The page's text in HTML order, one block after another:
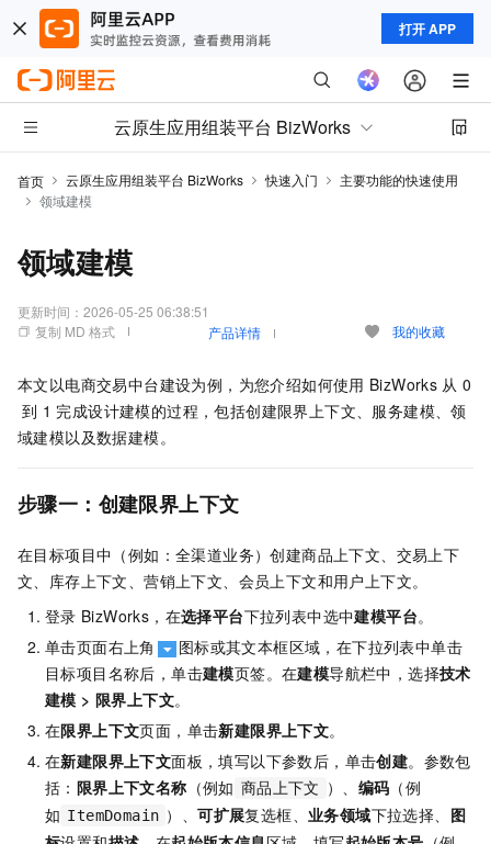
打开 APP
云原生应用组装平台 BizWorks
首页 云原生应用组装平台 BizWorks 快速入门
主要功能的快速使用
领域建模
领域建模
更新时间： 2026-05-25 06:38:51
复制 MD 格式
产品详情 我的收藏
本文以电商交易中台建设为例，为您介绍如何使用 BizWorks 从 0
到 1 完成设计建模的过程，包括创建限界上下文、服务建模、领
域建模以及数据建模。
步骤一：创建限界上下文
在目标项目中（例如：全渠道业务）创建商品上下文、交易上下
文、库存上下文、营销上下文、会员上下文和用户上下文。
登录 BizWorks，在选择平台下拉列表中选中建模平台。
单击页面右上角
图标或其文本框区域，在下拉列表中单击
目标项目名称后，单击建模页签。在建模导航栏中，选择技术
建模 >限界上下文。
在限界上下文页面，单击新建限界上下文。
在新建限界上下文面板，填写以下参数后，单击创建。参数包
括： 限界上下文名称 （例如 商品上下文 ）、 编码 （例
如 ItemDomain ）、可扩展复选框、业务领域下拉选择、 图